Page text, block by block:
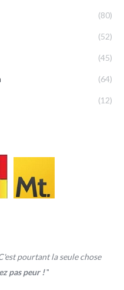
(80)
(52)
(45)
(64)
(12)
pourtant la seule chose
pas peur !"